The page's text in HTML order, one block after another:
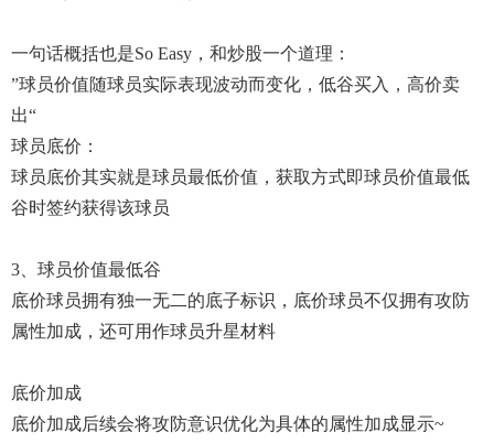
一句话概括也是so Easy，和炒股一个道理：
”球员价值随球员实际表现波动而变化，低谷买入，高价卖
出“
球员底价：
球员底价其实就是球员最低价值，获取方式即球员价值最低
谷时签约获得该球员
3、球员价值最低谷
底价球员拥有独一无二的底子标识，底价球员不仅拥有攻防
属性加成，还可用作球员升星材料
底价加成
底价加成后续会将攻防意识优化为具体的属性加成显示~